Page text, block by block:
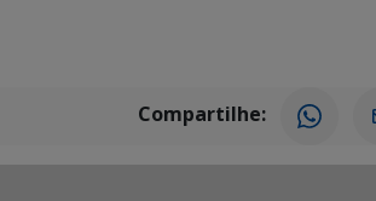
Compartilhe: